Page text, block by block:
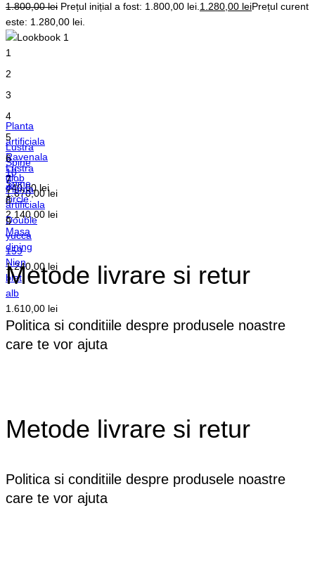
1.800,00lei Prețul inițial a fost: 1.800,00 lei. 1.280,00 leiPrețul curent
este: 1.280,00 lei.
1
2
3
Planta
artificiala
Ravenala
10
440,00lei
4
Lustra
Spine
glob
1.670,00lei
5
Lustra
Spine
circle
2.140,00 lei
6
Planta
artificiala
Double
yucca
159
1.240,00 lei
7
8
Masa
dining
Nien
blat
alb
1.610,00 lei
9
Metode livrare si retur
Politica si conditiile despre produsele noastre
care te vor ajuta
Metode livrare si retur
Politica si conditiile despre produsele noastre
care te vor ajuta